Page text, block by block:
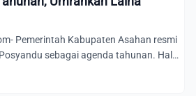
Pemerintah Kabupaten Asahan resmi
sebagai agenda tahunan. Hal